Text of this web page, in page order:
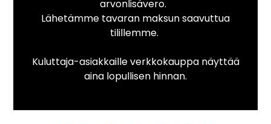
arvonlisävero.
Lähetämme tavaran maksun saavuttua
tilillemme.
Kuluttaja-asiakkaille verkkokauppa näyttää
aina lopullisen hinnan.